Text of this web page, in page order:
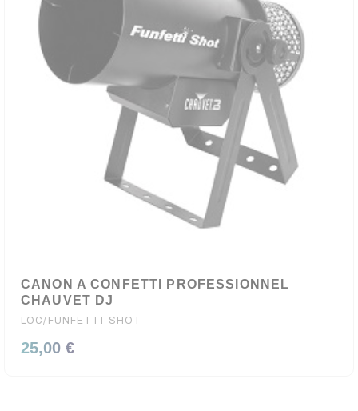
CANON A CONFETTI PROFESSIONNEL
CHAUVET DJ
LOC/FUNFETTI-SHOT
25,00 €